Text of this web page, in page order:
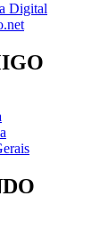
Digital